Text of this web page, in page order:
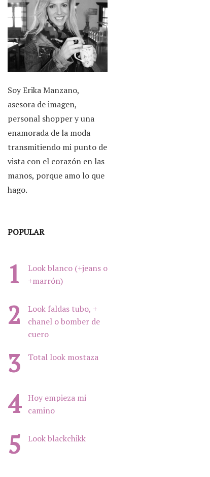
look,preparar la maleta,
Soy Erika Manzano,
asesora de imagen,
personal shopper y una
enamorada de la moda
transmitiendo mi punto de
vista con el corazón en las
manos, porque amo lo que
hago.
POPULAR
Look blanco (+jeans o
+marrón)
Look faldas tubo, +
chanel o bomber de
cuero
Total look mostaza
Hoy empieza mi
camino
Look blackchikk